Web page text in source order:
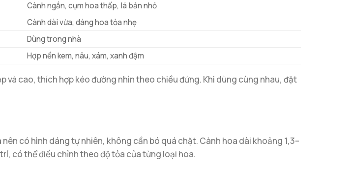
Cành ngắn, cụm hoa thấp, lá bản nhỏ
Cành dài vừa, dáng hoa tỏa nhẹ
Dùng trong nhà
Hợp nền kem, nâu, xám, xanh đậm
và cao, thích hợp kéo đường nhìn theo chiều đứng. Khi dùng cùng nhau, đặt
có hình dáng tự nhiên, không cần bó quá chặt. Cành hoa dài khoảng 1,3–
có thể điều chỉnh theo độ tỏa của từng loại hoa.